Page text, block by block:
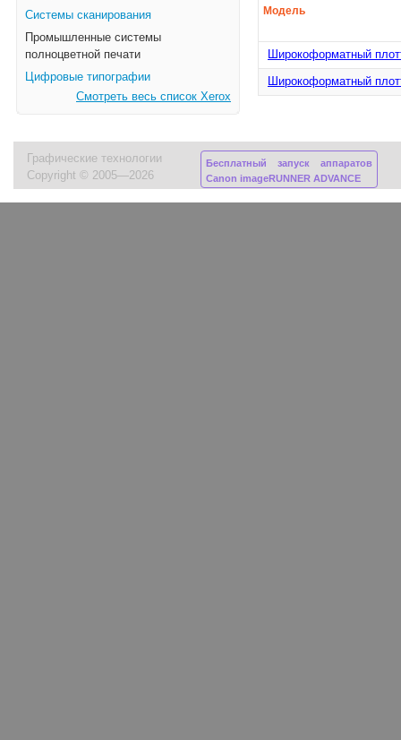
Системы сканирования
Промышленные системы
полноцветной печати
Цифровые типографии
Смотреть весь список Xerox
Модель
Широкоформатный
Широкоформатный
Графические технологии
Copyright © 2005—2026
Бесплатный запуск аппаратов
Canon imageRUNNER ADVANCE